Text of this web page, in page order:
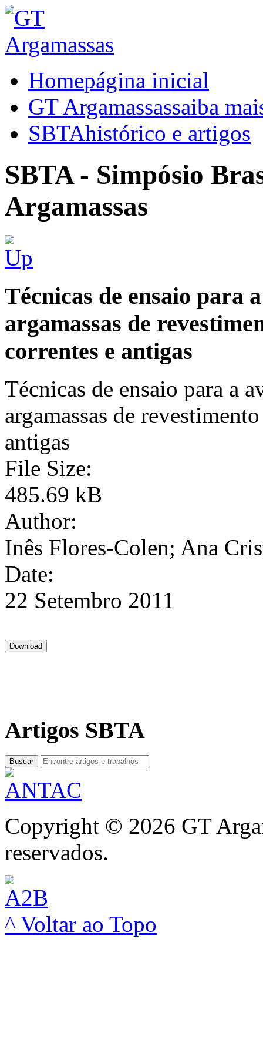
Homepágina inicial
GT Argamassassaiba
SBTAhistórico e artigos
SBTA - Simpósio
Argamassas
Técnicas de ensaio para
argamassas de
correntes e antigas
Técnicas de ensaio para a
argamassas de
antigas
File Size:
485.69 kB
Author:
Inês Flores-Colen; Ana
Date:
22 Setembro 2011
Artigos SBTA
Buscar
Copyright © 2026 GT
reservados.
^ Voltar ao Topo